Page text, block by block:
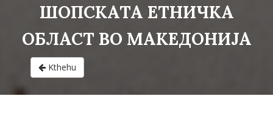
Kthehu
ШОПСКАТА ЕТНИЧКА
ОБЛАСТ ВО МАКЕДОНИЈА